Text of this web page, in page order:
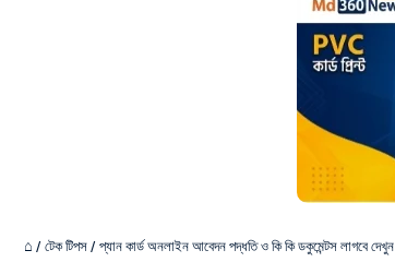
⌂ / টেক টিপস / প্যান কার্ড অনলাইন আবেদন পদ্ধতি ও কি কি ডকুমেন্টস লাগবে দেখুন